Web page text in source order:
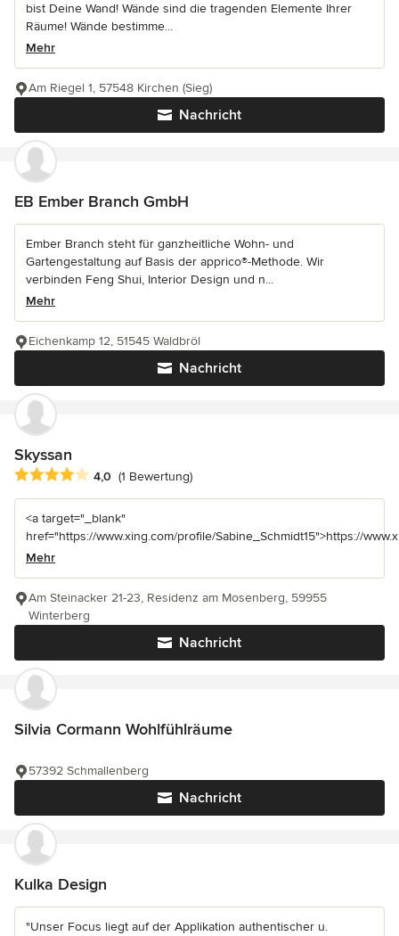
bist Deine Wand! Wände sind die tragenden Elemente Ihrer
Räume! Wände bestimme...
Mehr
Nachricht
Am Riegel 1, 57548 Kirchen (Sieg)
EB Ember Branch GmbH
Ember Branch steht für ganzheitliche Wohn- und
Gartengestaltung auf Basis der apprico®-Methode. Wir
verbinden Feng Shui, Interior Design und n...
Mehr
Nachricht
Eichenkamp 12, 51545 Waldbröl
Skyssan
Durchschnittliche Bewertung: 4 von 5 Sternen
4,0 (1 Bewertung)
<a target="_blank"
href="https://www.xing.com/profile/Sabine_Schmidt15">https://
Mehr
Nachricht
Am Steinacker 21-23, Residenz am Mosenberg, 59955
Winterberg
Silvia Cormann Wohlfühlräume
Nachricht
57392 Schmallenberg
Kulka Design
"Unser Focus liegt auf der Applikation authentischer u.